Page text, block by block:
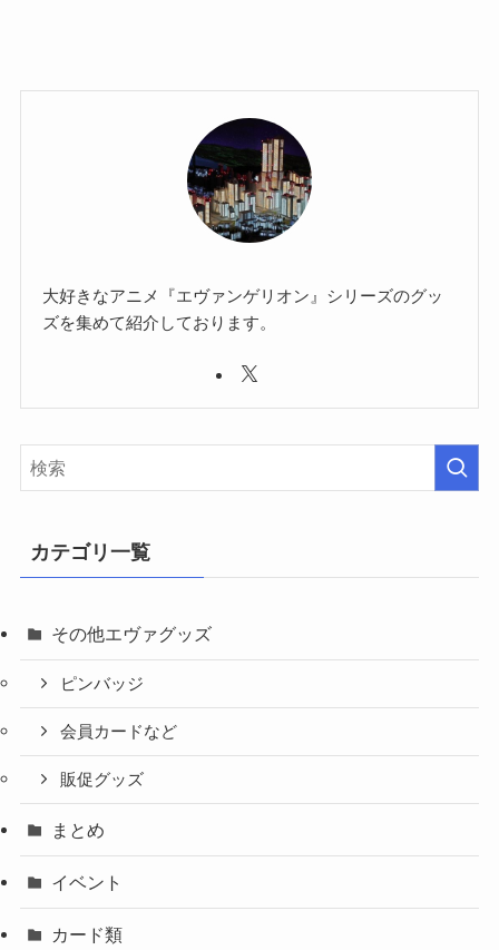
大好きなアニメ『エヴァンゲリオン』シリーズのグッ
ズを集めて紹介しております。
カテゴリ一覧
その他エヴァグッズ
ピンバッジ
会員カードなど
販促グッズ
まとめ
イベント
カード類